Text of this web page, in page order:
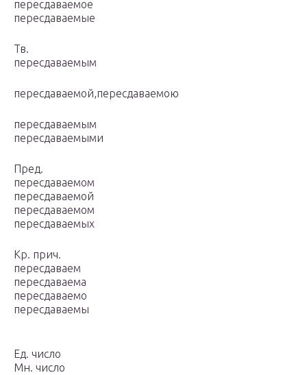
пересдаваемое
пересдаваемые
Тв.
пересдаваемым
пересдаваемой,пересдаваемою
пересдаваемым
пересдаваемыми
Пред.
пересдаваемом
пересдаваемой
пересдаваемом
пересдаваемых
Кр. прич.
пересдаваем
пересдаваема
пересдаваемо
пересдаваемы
Ед. число
Мн. число